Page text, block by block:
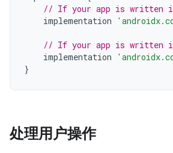
// If your app is written
implementation
// If your app is written
implementation
}
处理用户操作